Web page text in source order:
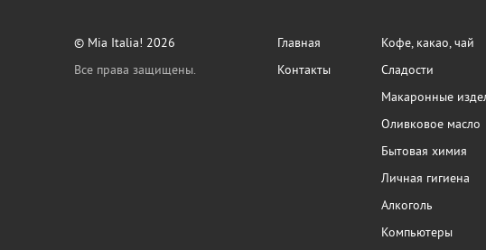
© Mia Italia! 2026
Все права защищены.
Главная
Контакты
Кофе, какао, чай
Сладости
Макаронные
Оливковое масло
Бытовая химия
Личная гигиена
Алкоголь
Компьютеры